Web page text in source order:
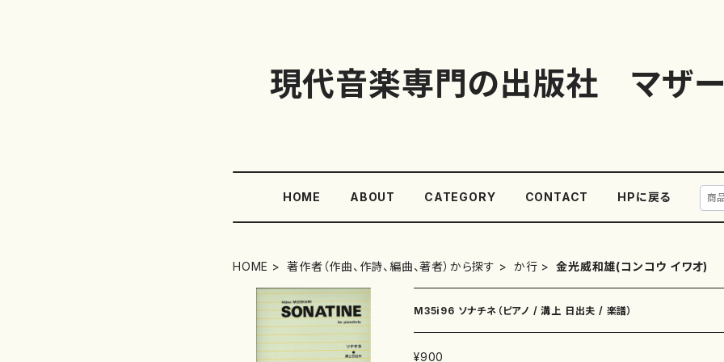
現代音楽専門の出版社 マザ
HOME ABOUT CATEGORY CONTACT HPに戻る
HOME 著作者（作曲、作詩、編曲、著者）から探す か行 金光威和雄(コンコウ イワオ)
M35i96 ソナチネ（ピアノ / 溝上 日出夫 / 楽譜）
¥900